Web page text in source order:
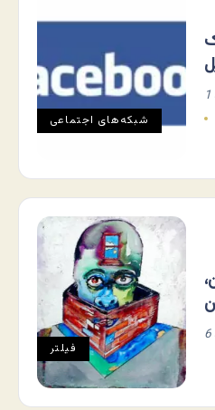
شبکه‌های اجتماعی
فيلتر
6